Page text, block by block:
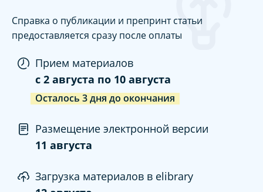
Справка о публикации и препринт статьи
предоставляется сразу после оплаты
Прием материалов
c 2 августа по 10 августа
Осталось 3дня до окончания
Размещение электронной версии
11 августа
Загрузка материалов в elibrary